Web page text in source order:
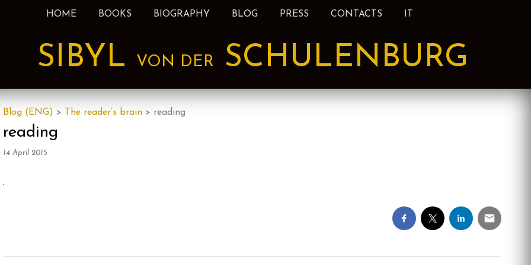
HOME BOOKS BIOGRAPHY BLOG PRESS CONTACTS
SIBYL VON DER SCHULENBURG
Blog (ENG) > The reader’s brain > reading
reading
14 April 2015